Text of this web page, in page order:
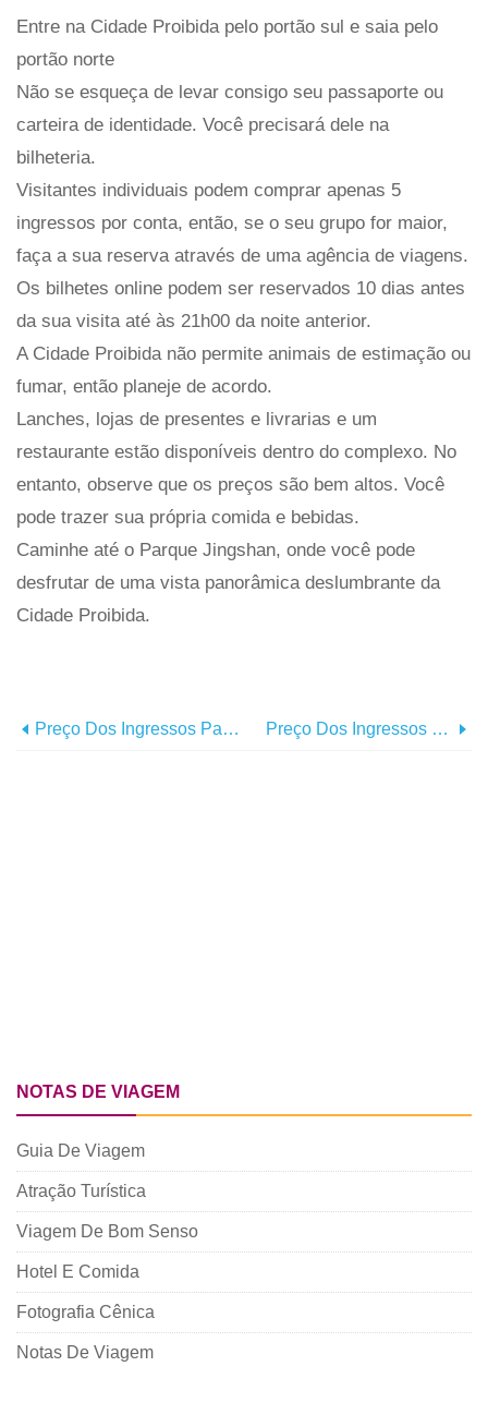
Entre na Cidade Proibida pelo portão sul e saia pelo
portão norte
Não se esqueça de levar consigo seu passaporte ou
carteira de identidade. Você precisará dele na
bilheteria.
Visitantes individuais podem comprar apenas 5
ingressos por conta, então, se o seu grupo for maior,
faça a sua reserva através de uma agência de viagens.
Os bilhetes online podem ser reservados 10 dias antes
da sua visita até às 21h00 da noite anterior.
A Cidade Proibida não permite animais de estimação ou
fumar, então planeje de acordo.
Lanches, lojas de presentes e livrarias e um
restaurante estão disponíveis dentro do complexo. No
entanto, observe que os preços são bem altos. Você
pode trazer sua própria comida e bebidas.
Caminhe até o Parque Jingshan, onde você pode
desfrutar de uma vista panorâmica deslumbrante da
Cidade Proibida.
Preço Dos Ingressos Para A Torre Inclinada De Pisa [Covid-19 Atualizado] Preço Dos Ingressos Para O Duomo Florence - Tudo O Que Você Precisa Saber
NOTAS DE VIAGEM
Guia De Viagem
Atração Turística
Viagem De Bom Senso
Hotel E Comida
Fotografia Cênica
Notas De Viagem